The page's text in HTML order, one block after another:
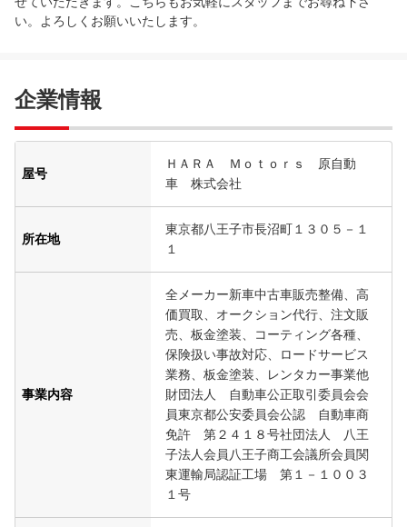
い。よろしくお願いいたします。
企業情報
屋号
ＨＡＲＡ Ｍｏｔｏｒｓ 原自動
車 株式会社
所在地
東京都八王子市長沼町１３０５－１
１
事業内容
全メーカー新車中古車販売整備、高
価買取、オークション代行、注文販
売、板金塗装、コーティング各種、
保険扱い事故対応、ロードサービス
業務、板金塗装、レンタカー事業他
財団法人 自動車公正取引委員会会
員東京都公安委員会公認 自動車商
免許 第２４１８号社団法人 八王
子法人会員八王子商工会議所会員関
東運輸局認証工場 第１－１００３
１号